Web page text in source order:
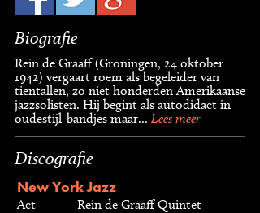
Biografie
Rein de Graaff (Groningen, 24 oktober
1942) vergaart roem als begeleider van
tientallen, zo niet honderden Amerikaanse
jazzsolisten. Hij begint als autodidact in
oudestijl-bandjes maar... Lees meer
Discografie
New York Jazz
Act
Rein de Graaff Quintet